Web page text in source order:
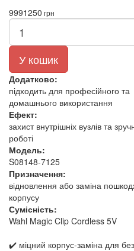
9991250 грн
У кошик
Додатково:
підходить для професійного та
домашнього використання
Ефект:
захист внутрішніх вузлів та
роботі
Модель:
S08148‑7125
Призначення:
відновлення або заміна
корпусу
Сумісність:
Wahl Magic Clip Cordless 5V
✔️ міцний корпус-заміна для